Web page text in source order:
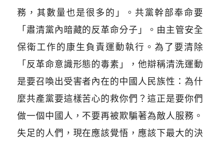
務，其數量也是很多的」。共黨幹部奉命要
「肅清黨內暗藏的反革命分子」。由主管安全
保衛工作的康生負責運動執行。為了要清除
「反革命意識形態的毒素」，他辯稱清洗運動
是要召喚出受害者內在的中國人民族性：為什
麼共產黨要這樣苦心的救你們？這正是要你們
做一個中國人，不要再被欺騙著為敵人服務。
失足的人們，現在應該覺悟，應該下最大的決